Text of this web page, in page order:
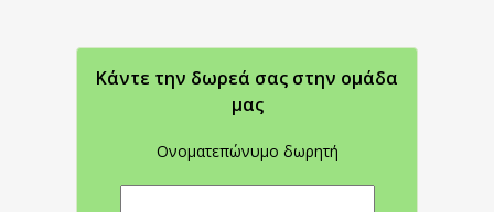
Κάντε την δωρεά σας στην oμάδα
μας
Ονοματεπώνυμο δωρητή